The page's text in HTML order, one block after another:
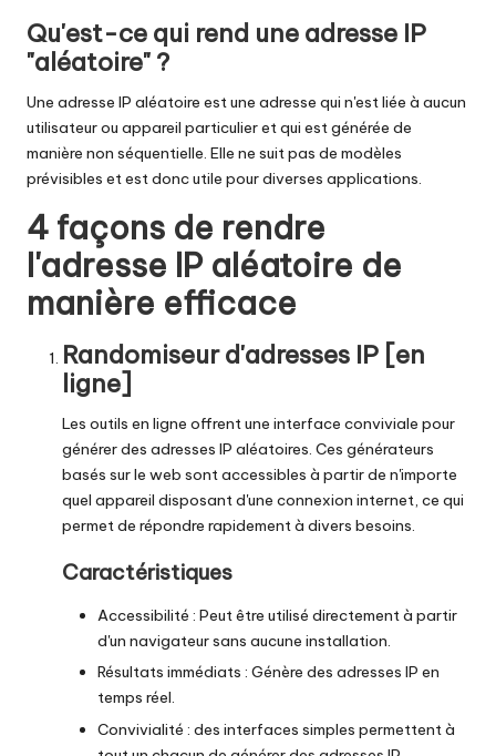
Qu'est-ce qui rend une adresse IP
"aléatoire" ?
Une adresse IP aléatoire est une adresse qui n'est liée à aucun
utilisateur ou appareil particulier et qui est générée de
manière non séquentielle. Elle ne suit pas de modèles
prévisibles et est donc utile pour diverses applications.
4 façons de rendre
l'adresse IP aléatoire de
manière efficace
Randomiseur d'adresses IP [en
ligne]
Les outils en ligne offrent une interface conviviale pour
générer des adresses IP aléatoires. Ces générateurs
basés sur le web sont accessibles à partir de n'importe
quel appareil disposant d'une connexion internet, ce qui
permet de répondre rapidement à divers besoins.
Caractéristiques
Accessibilité : Peut être utilisé directement à partir
d'un navigateur sans aucune installation.
Résultats immédiats : Génère des adresses IP en
temps réel.
Convivialité : des interfaces simples permettent à